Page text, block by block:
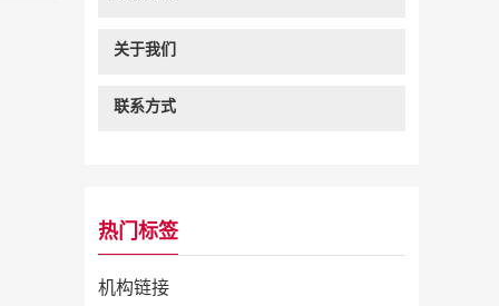
关于我们
联系方式
热门标签
机构链接